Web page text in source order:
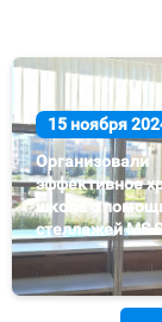
15 ноября
Организовали
эффективное
школе с
стеллажей MS